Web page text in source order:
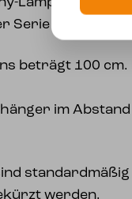
Serie Geometric.
beträgt 100
im
werden.